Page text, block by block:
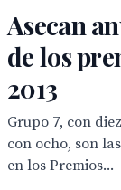
Asecan
de los
2013
Grupo 7, con
con ocho, son
en los Premios...